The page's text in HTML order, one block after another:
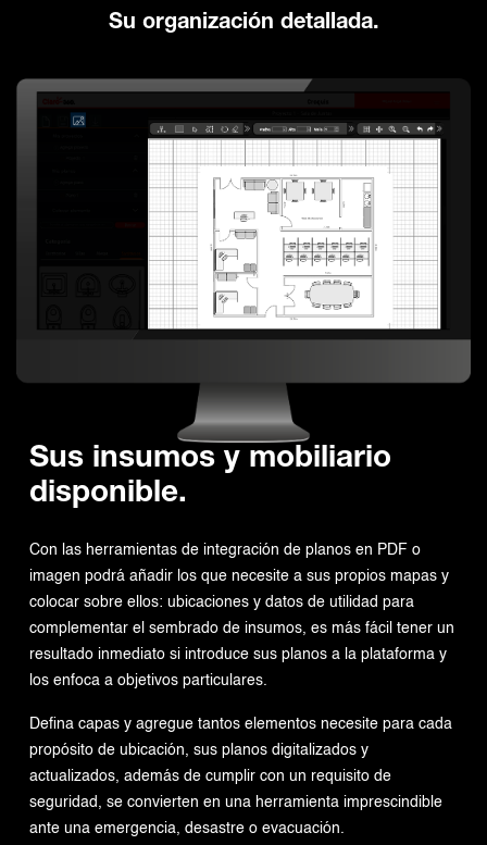
Su organización detallada.
Sus insumos y mobiliario
disponible.
Con las herramientas de integración de planos en PDF o
imagen podrá añadir los que necesite a sus propios mapas y
colocar sobre ellos: ubicaciones y datos de utilidad para
complementar el sembrado de insumos, es más fácil tener un
resultado inmediato si introduce sus planos a la plataforma y
los enfoca a objetivos particulares.
Defina capas y agregue tantos elementos necesite para cada
propósito de ubicación, sus planos digitalizados y
actualizados, además de cumplir con un requisito de
seguridad, se convierten en una herramienta imprescindible
ante una emergencia, desastre o evacuación.